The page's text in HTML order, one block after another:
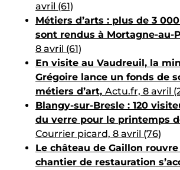
avril (61)
Métiers d’arts : plus de 3
sont rendus à Mortagne-au-
8 avril (61)
En visite au Vaudreuil, la
Grégoire lance un fonds de
métiers d’art, Actu.fr, 8 avril
Blangy-sur-Bresle : 120
du verre pour le printemps
Courrier picard, 8 avril (76)
Le château de Gaillon
chantier de restauration